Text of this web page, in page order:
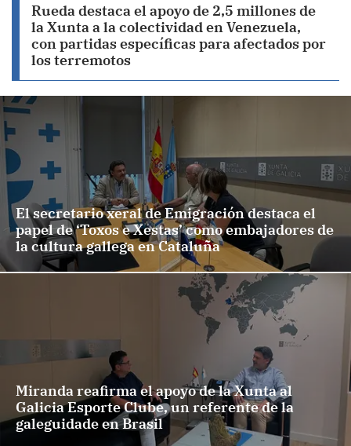
Rueda destaca el apoyo de 2,5 millones de
la Xunta a la colectividad en Venezuela,
con partidas específicas para afectados por
los terremotos
El secretario xeral de Emigración destaca el
papel de ‘Toxos e Xestas’ como embajadores de
la cultura gallega en Cataluña
Miranda reafirma el apoyo de la Xunta al
Galicia Esporte Clube, un referente de la
galeguidade en Brasil